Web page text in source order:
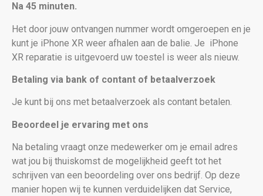
Na 45 minuten.
Het door jouw ontvangen nummer wordt omgeroepen en je
kunt je iPhone XR weer afhalen aan de balie. Je iPhone
XR reparatie is uitgevoerd uw toestel is weer als nieuw.
Betaling via bank of contant of betaalverzoek
Je kunt bij ons met betaalverzoek als contant betalen.
Beoordeel je ervaring met ons
Na betaling vraagt onze medewerker om je email adres
wat jou bij thuiskomst de mogelijkheid geeft tot het
schrijven van een beoordeling over ons bedrijf. Op deze
manier hopen wij te kunnen verduidelijken dat Service,